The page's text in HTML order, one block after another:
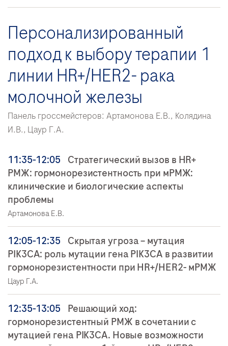
Персонализированный
подход к выбору терапии 1
линии HR+/HER2- рака
молочной железы
Панель гроссмейстеров: Артамонова Е.В., Колядина
И.В., Цаур Г.А.
11:35-12:05 Стратегический вызов в HR+
РМЖ: гормонорезистентность при мРМЖ:
клинические и биологические аспекты
проблемы
Артамонова Е.В.
12:05-12:35 Скрытая угроза – мутация
PIK3CA: роль мутации гена PIK3CA в развитии
гормонорезистентности при HR+/HER2- мРМЖ
Цаур Г.А.
12:35-13:05 Решающий ход:
гормонорезистентный РМЖ в сочетании с
мутацией гена PIK3CA. Новые возможности